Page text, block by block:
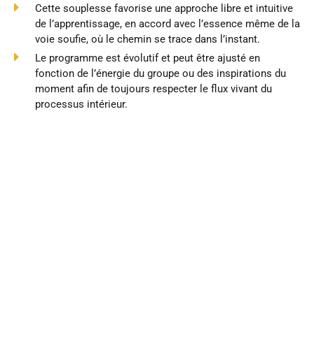
Cette souplesse favorise une approche libre et intuitive
de l’apprentissage, en accord avec l’essence même de la
voie soufie, où le chemin se trace dans l’instant.
Le programme est évolutif et peut être ajusté en
fonction de l’énergie du groupe ou des inspirations du
moment afin de toujours respecter le flux vivant du
processus intérieur.